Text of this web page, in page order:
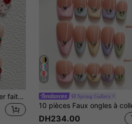
10 pièces d'ongles à coller faits main de style campagnard, ensemble d'art des ongles en polygel, motif floral & nez de cochon, éléments floraux, schéma de couleurs rouge jaune rose vert bleu, style doux, comprend les outils pour les ongles, 3 tailles disponibles, forme amande/canard/cercueil, convient pour les fêtes, la danse, le port quotidien
34
Spring Gallery
DH234.00